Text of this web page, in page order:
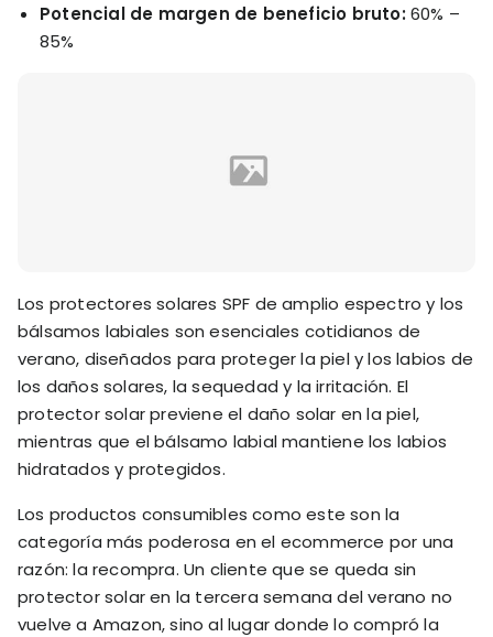
Potencial de margen de beneficio bruto:60% –
85%
Los protectores solares SPF de amplio espectro y los
bálsamos labiales son esenciales cotidianos de
verano, diseñados para proteger la piel y los labios de
los daños solares, la sequedad y la irritación. El
protector solar previene el daño solar en la piel,
mientras que el bálsamo labial mantiene los labios
hidratados y protegidos.
Los productos consumibles como este son la
categoría más poderosa en el ecommerce por una
razón: la recompra. Un cliente que se queda sin
protector solar en la tercera semana del verano no
vuelve a Amazon, sino al lugar donde lo compró la